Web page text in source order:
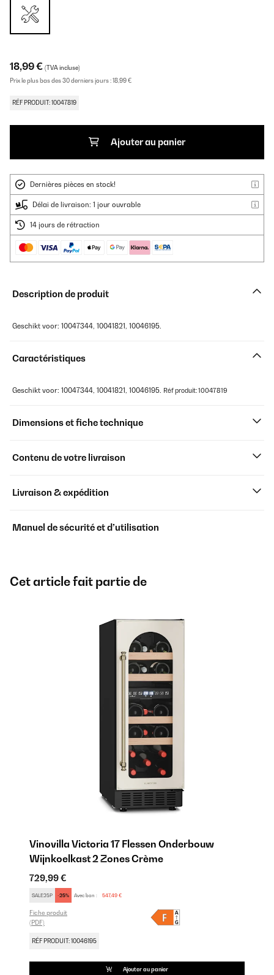
18,99 € (TVA incluse)
Prix le plus bas des 30 derniers jours :18,99 €
RÉF PRODUIT: 10047819
Ajouter au panier
Dernières pièces en stock!
Délai de livraison: 1 jour ouvrable
14 jours de rétraction
Description de produit
Geschikt voor: 10047344, 10041821, 10046195.
Caractéristiques
Geschikt voor: 10047344, 10041821, 10046195. Réf produit: 10047819
Dimensions et fiche technique
Contenu de votre livraison
Livraison & expédition
Manuel de sécurité et d’utilisation
Cet article fait partie de
Vinovilla Victoria 17 Flessen Onderbouw
Wijnkoelkast 2 Zones Crème
729,99 €
SALE25P -25% Avec bon : 547,49 €
Fiche produit
(PDF)
RÉF PRODUIT: 10046195
Ajouter au panier